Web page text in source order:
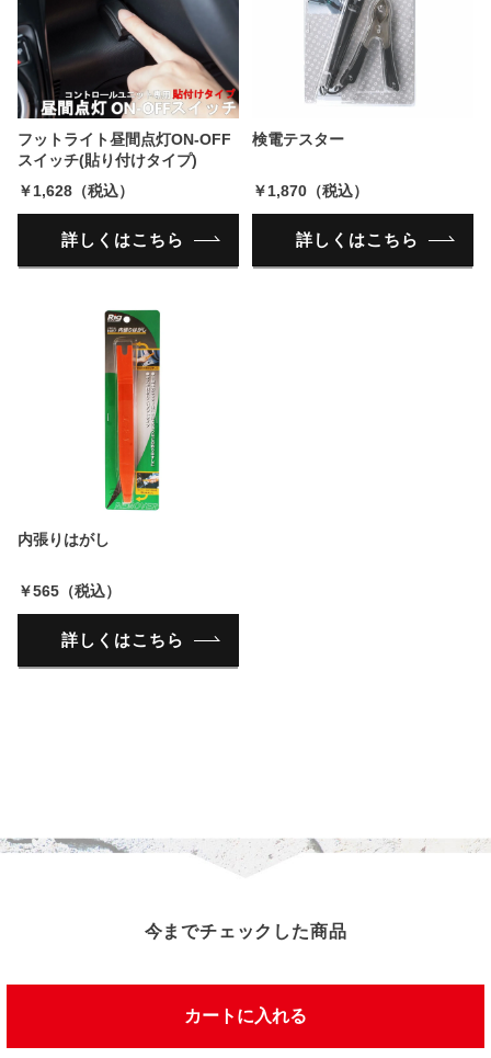
カートに入れる
フットライト昼間点灯ON-OFF
スイッチ(貼り付けタイプ)
￥1,628（税込）
詳しくはこちら
検電テスター
￥1,870（税込）
詳しくはこちら
内張りはがし
￥565（税込）
詳しくはこちら
今までチェックした商品
この商品を見た人は、こんな商品を見ています